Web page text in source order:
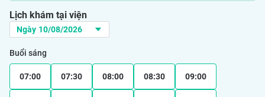
Lịch khám tại viện
Buổi sáng
07:00 07:30 08:00 08:30 09:00